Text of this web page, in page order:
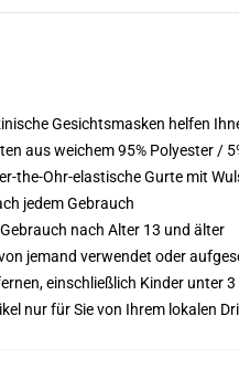
Gesichtsmasken helfen
aus weichem 95% Polyester /
the-Ohr-elastische Gurte mit
jedem Gebrauch
nach Alter 13 und älter
jemand verwendet oder
einschließlich Kinder unter
nur für Sie von Ihrem lokalen